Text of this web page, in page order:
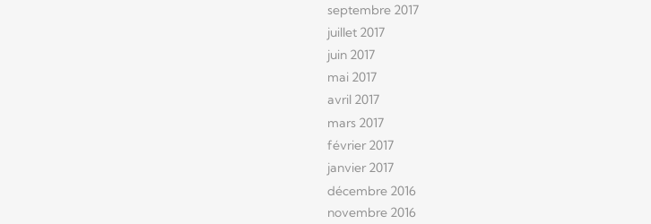
septembre 2017
juillet 2017
juin 2017
mai 2017
avril 2017
mars 2017
février 2017
janvier 2017
décembre 2016
novembre 2016